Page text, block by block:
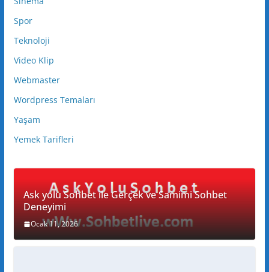
Spor
Teknoloji
Video Klip
Webmaster
Wordpress Temaları
Yaşam
Yemek Tarifleri
Ask yolu Sohbet ile Gerçek ve Samimi Sohbet
Deneyimi
Ocak 11, 2026